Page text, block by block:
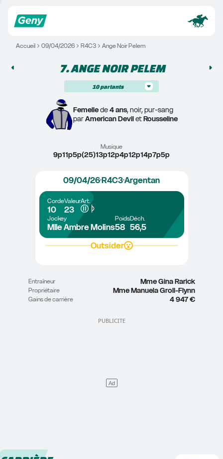
Accueil 09/04/2026 R4C3 Ange Noir Pelem
7. ANGE NOIR PELEM
10 partants
Femelle de 4 ans, noir, pur-sang
par American Devil et Rousseline
Musique
9p11p5p(25)13p12p4p12p14p7p5p
09/04/26R4C3Argentan
Corde
10
Valeur
23
Art.
Jockey
Mlle Ambre Molins
Poids
58
Déch.
56,5
Outsider
Entraîneur Mme Gina Rarick
Propriétaire Mme Manuela Groll-Flynn
Gains de carrière 4 947 €